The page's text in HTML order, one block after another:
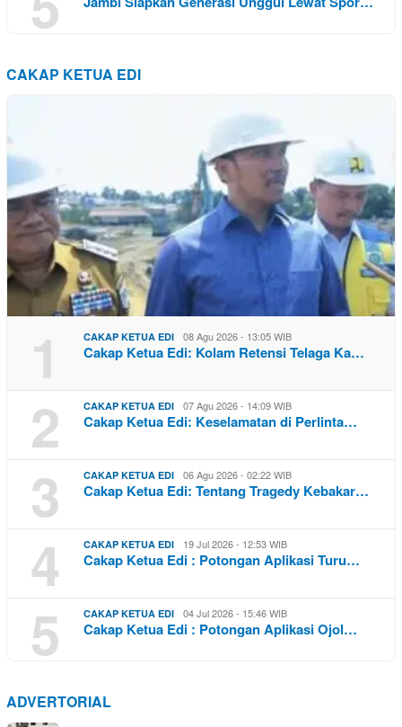
CAKAP KETUA EDI
1 CAKAP KETUA EDI 08 Agu 2026 - 13:05 WIB
Cakap Ketua Edi: Kolam Retensi Telaga Ka…
2 CAKAP KETUA EDI 07 Agu 2026 - 14:09 WIB
Cakap Ketua Edi: Keselamatan di Perlinta…
3 CAKAP KETUA EDI 06 Agu 2026 - 02:22 WIB
Cakap Ketua Edi: Tentang Tragedy Kebakar…
4 CAKAP KETUA EDI 19 Jul 2026 - 12:53 WIB
Cakap Ketua Edi : Potongan Aplikasi Turu…
5 CAKAP KETUA EDI 04 Jul 2026 - 15:46 WIB
Cakap Ketua Edi : Potongan Aplikasi Ojol…
ADVERTORIAL